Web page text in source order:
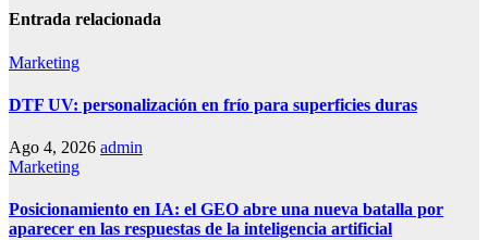
Entrada relacionada
Marketing
DTF UV: personalización en frío para superficies duras
Ago 4, 2026 admin
Marketing
Posicionamiento en IA: el GEO abre una nueva batalla por
aparecer en las respuestas de la inteligencia artificial